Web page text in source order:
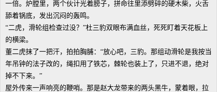
一倍。炉膛里，两个伙计光着膀子，拼命往里添劈碎的硬木柴，火舌
舔着锅底，发出沉闷的轰鸣。
“二虎，滑轮组检查过没？”杜三豹双眼布满血丝，死死盯着天花板上
的横梁。
董二虎抹了一把汗，拍拍胸脯：“放心吧，三豹。那组动滑轮是我按当
年吊钟的法子改的，绳扣用了铁芯，棘轮也装上了，只进不退，绝对
掉不下来。”
屋外传来一声响亮的鞭哨。那是赵大龙带来的两头黑牛，蒙着眼，拉